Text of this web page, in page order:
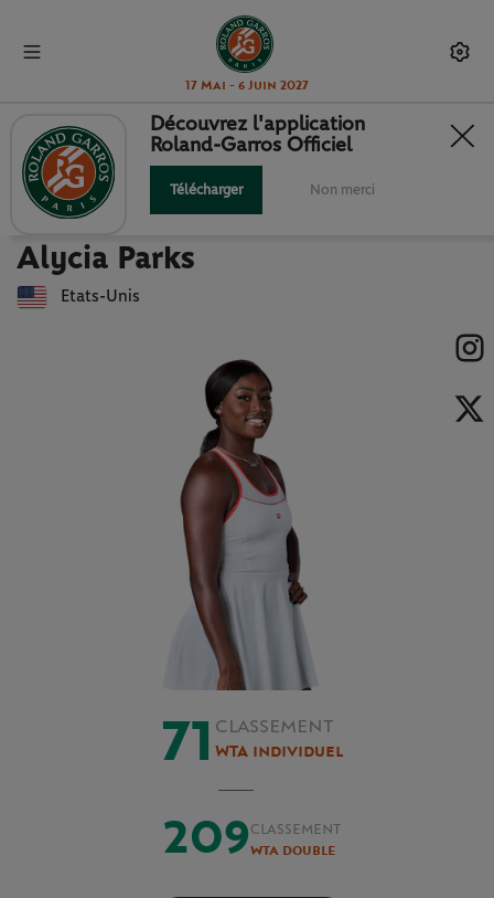
17 Mai - 6 Juin 2027
Retour à la liste des joueuses et joueurs
ALYCIA PARKS : FICHE JOUEUSE
Alycia Parks
Etats-Unis
71 CLASSEMENT
WTA individuel
209 CLASSEMENT
WTA double
Découvrez l'application
Roland-Garros Officiel
Télécharger Non merci